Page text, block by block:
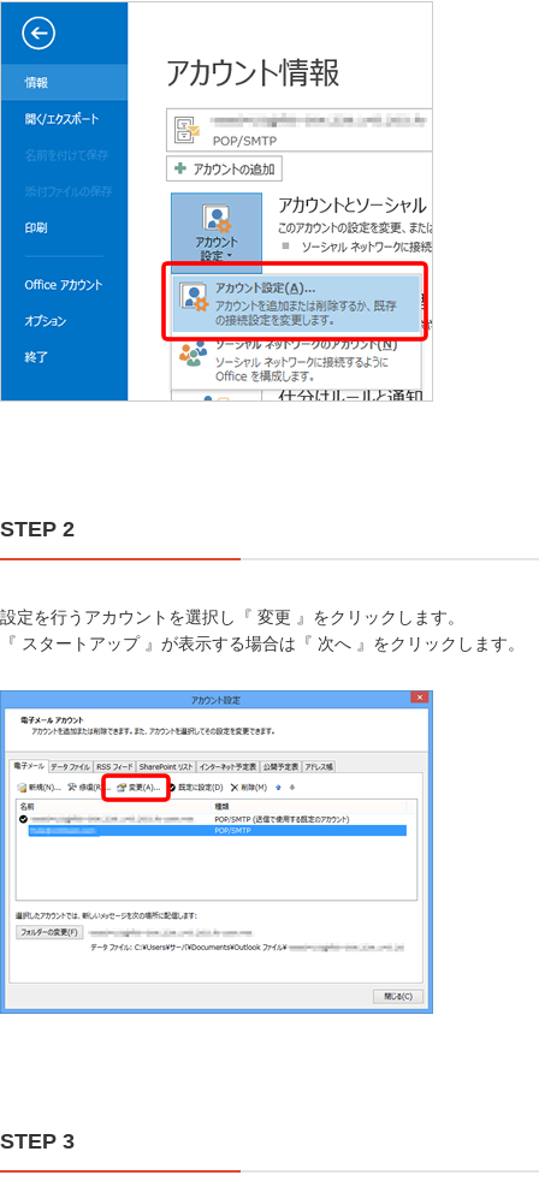
STEP 2
設定を行うアカウントを選択し『 変更 』をクリックします。
『 スタートアップ 』が表示する場合は『 次へ 』をクリックします。
STEP 3